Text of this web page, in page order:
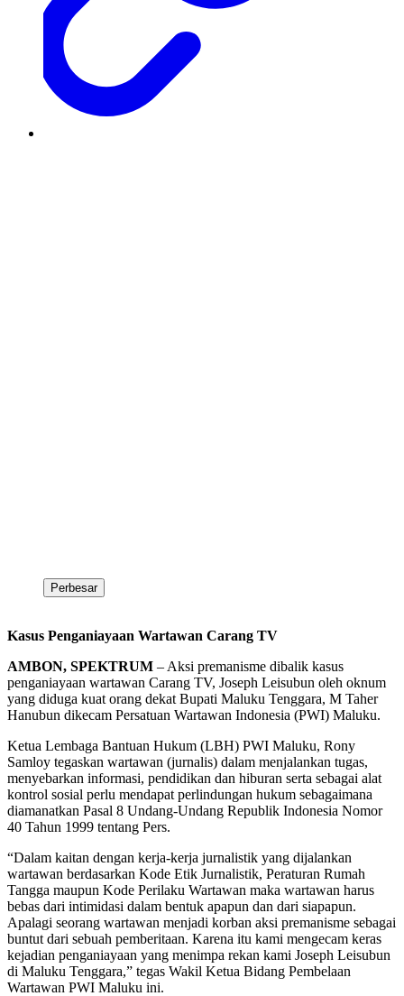
Perbesar
Kasus Penganiayaan Wartawan Carang TV
AMBON, SPEKTRUM – Aksi premanisme dibalik kasus
penganiayaan wartawan Carang TV, Joseph Leisubun oleh oknum
yang diduga kuat orang dekat Bupati Maluku Tenggara, M Taher
Hanubun dikecam Persatuan Wartawan Indonesia (PWI) Maluku.
Ketua Lembaga Bantuan Hukum (LBH) PWI Maluku, Rony
Samloy tegaskan wartawan (jurnalis) dalam menjalankan tugas,
menyebarkan informasi, pendidikan dan hiburan serta sebagai alat
kontrol sosial perlu mendapat perlindungan hukum sebagaimana
diamanatkan Pasal 8 Undang-Undang Republik Indonesia Nomor
40 Tahun 1999 tentang Pers.
“Dalam kaitan dengan kerja-kerja jurnalistik yang dijalankan
wartawan berdasarkan Kode Etik Jurnalistik, Peraturan Rumah
Tangga maupun Kode Perilaku Wartawan maka wartawan harus
bebas dari intimidasi dalam bentuk apapun dan dari siapapun.
Apalagi seorang wartawan menjadi korban aksi premanisme sebagai
buntut dari sebuah pemberitaan. Karena itu kami mengecam keras
kejadian penganiayaan yang menimpa rekan kami Joseph Leisubun
di Maluku Tenggara,” tegas Wakil Ketua Bidang Pembelaan
Wartawan PWI Maluku ini.